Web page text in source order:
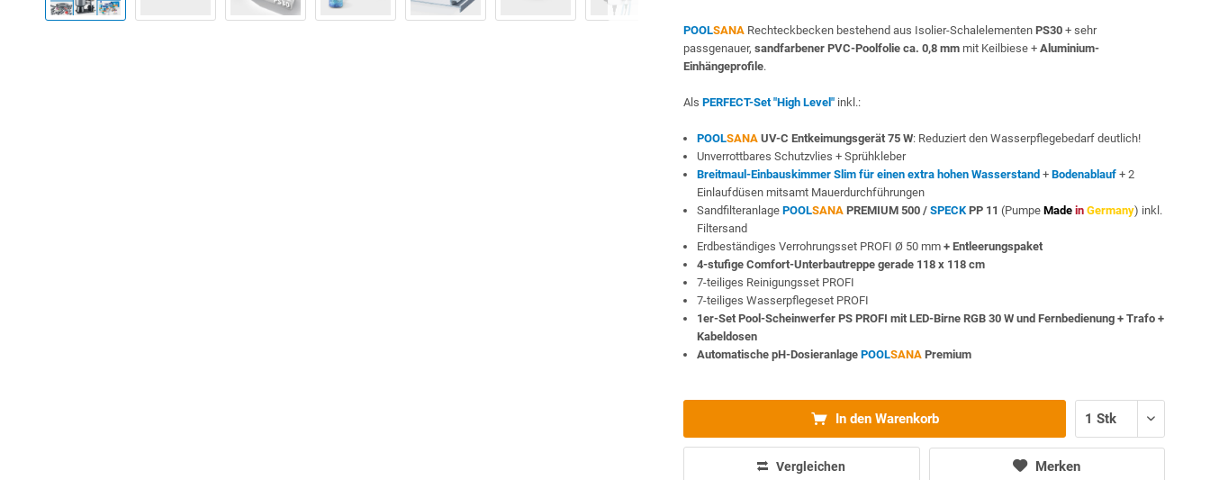
POOLSANA Rechteckbecken bestehend aus Isolier-SchalelementenPS30 + sehr
passgenauer,sandfarbener PVC-Poolfolie ca. 0,8 mm mit Keilbiese +Aluminium-
Einhängeprofile.
AlsPERFECT-Set "High Level" inkl.:
POOLSANA UV-C Entkeimungsgerät 75 W: Reduziert den Wasserpflegebedarf deutlich!
Unverrottbares Schutzvlies + Sprühkleber
Breitmaul-Einbauskimmer Slim für einen extra hohen Wasserstand +Bodenablauf + 2
Einlaufdüsen mitsamt Mauerdurchführungen
SandfilteranlagePOOLSANA PREMIUM 500 / SPECKPP 11 (PumpeMade in Germany) inkl.
Filtersand
Erdbeständiges Verrohrungsset PROFI Ø 50 mm+ Entleerungspaket
4-stufige Comfort-Unterbautreppe gerade 118 x 118 cm
7-teiliges Reinigungsset PROFI
7-teiliges Wasserpflegeset PROFI
1er-Set Pool-Scheinwerfer PS PROFI mit LED-Birne RGB 30 W und Fernbedienung + Trafo +
Kabeldosen
Automatische pH-DosieranlagePOOLSANA Premium
In den Warenkorb
Vergleichen Merken